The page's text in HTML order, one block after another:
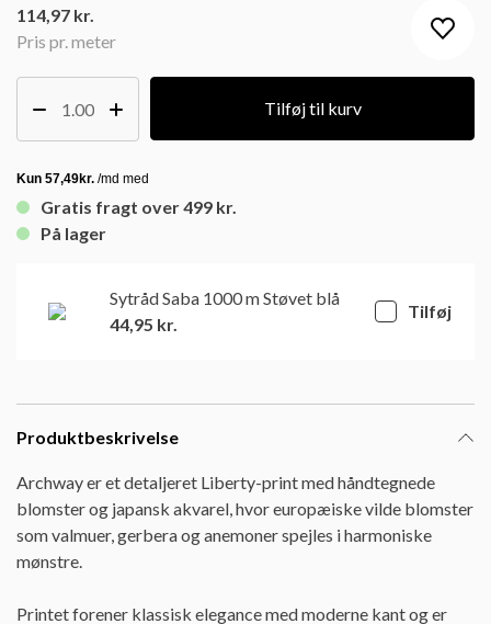
Pris pr. meter
114,97 kr.
Tilføj til kurv
Gratis fragt over 499 kr.
På lager
Sytråd Saba 1000 m Støvet blå
44,95 kr.
Tilføj
Produktbeskrivelse
Archway er et detaljeret Liberty-print med håndtegnede
blomster og japansk akvarel, hvor europæiske vilde blomster
som valmuer, gerbera og anemoner spejles i harmoniske
mønstre.
Printet forener klassisk elegance med moderne kant og er